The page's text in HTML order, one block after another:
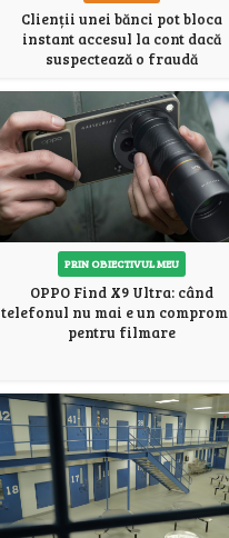
Clienții unei bănci pot bloca
instant accesul la cont dacă
suspectează o fraudă
PRIN OBIECTIVUL MEU
OPPO Find X9 Ultra: când
telefonul nu mai e un
pentru filmare